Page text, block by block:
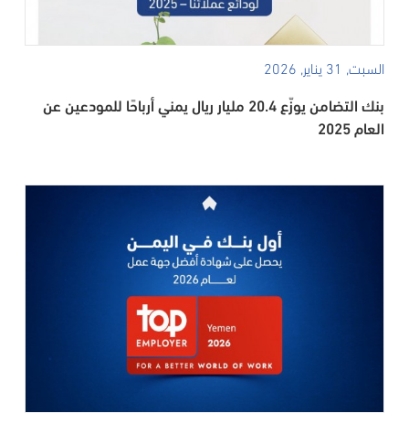
السبت, 31 يناير, 2026
بنك التضامن يوزّع 20.4 مليار ريال يمني أرباحًا للمودعين عن
العام 2025